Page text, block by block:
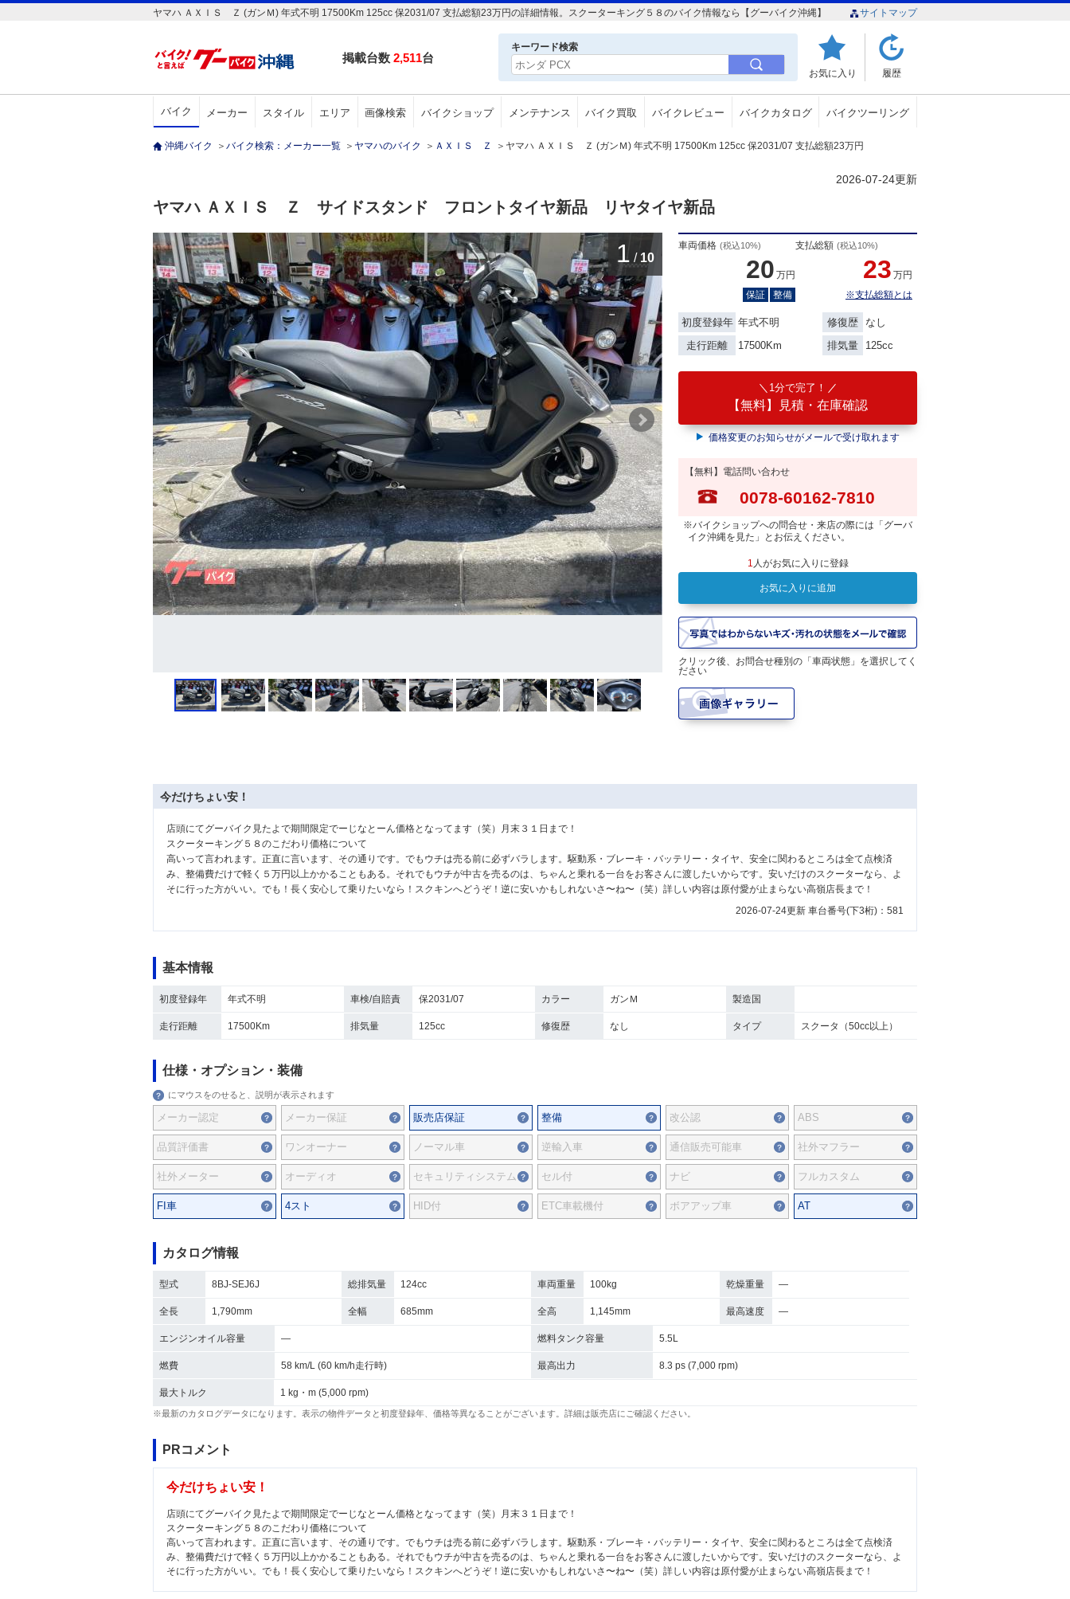
ヤマハ ＡＸＩＳ Ｚ (ガンＭ) 年式不明 17500Km 125cc 保2031/07 支払総額23万円の詳細情報。スクーターキング５８のバイク情報なら【グーバイク沖縄】 サイトマップ
掲載台数 2,511台
キーワード検索
お気に入り 履歴
バイク メーカー スタイル エリア 画像検索 バイクショップ メンテナンス バイク買取 バイクレビュー バイクカタログ バイクツーリング
沖縄バイク ＞ バイク検索：メーカー一覧 ＞ ヤマハのバイク ＞ ＡＸＩＳ Ｚ ＞ ヤマハ ＡＸＩＳ Ｚ (ガンＭ) 年式不明 17500Km 125cc 保2031/07 支払総額23万円
2026-07-24更新
ヤマハ ＡＸＩＳ Ｚ サイドスタンド フロントタイヤ新品 リヤタイヤ新品
1 / 10
車両価格 (税込10%)
20 万円
保証
整備
支払総額 (税込10%)
23 万円
※支払総額とは
初度登録年 年式不明 修復歴
なし
走行距離
17500Km 排気量 125cc
1分で完了！
【無料】見積・在庫確認
価格変更のお知らせがメールで受け取れます
【無料】電話問い合わせ
0078-60162-7810
※バイクショップへの問合せ・来店の際には「グーバ
イク沖縄を見た」とお伝えください。
1 人がお気に入りに登録
お気に入りに追加
クリック後、お問合せ種別の「車両状態」を選択してく
ださい
今だけちょい安！
店頭にてグーバイク見たよで期間限定でーじなとーん価格となってます（笑）月末３１日まで！
スクーターキング５８のこだわり価格について
高いって言われます。正直に言います、その通りです。でもウチは売る前に必ずバラします。駆動系・ブレーキ・バッテリー・タイヤ、安全に関わるところは全て点検済
み、整備費だけで軽く５万円以上かかることもある。それでもウチが中古を売るのは、ちゃんと乗れる一台をお客さんに渡したいからです。安いだけのスクーターなら、よ
そに行った方がいい。でも！長く安心して乗りたいなら！スクキンへどうぞ！逆に安いかもしれないさ〜ね〜（笑）詳しい内容は原付愛が止まらない高嶺店長まで！
2026-07-24更新 車台番号(下3桁)：581
基本情報
初度登録年 年式不明 車検/自賠責 保2031/07 カラー ガンＭ 製造国
走行距離 17500Km 排気量 125cc 修復歴 なし タイプ スクータ（50cc以上）
仕様・オプション・装備
にマウスをのせると、説明が表示されます
メーカー認定 メーカー保証 販売店保証 整備 改公認 ABS
品質評価書 ワンオーナー ノーマル車 逆輸入車 通信販売可能車 社外マフラー
社外メーター オーディオ セキュリティシステム セル付 ナビ フルカスタム
FI車 4スト HID付 ETC車載機付 ボアアップ車 AT
カタログ情報
型式 8BJ-SEJ6J 総排気量 124cc 車両重量 100kg 乾燥重量 ―
全長 1,790mm 全幅 685mm 全高 1,145mm 最高速度 ―
エンジンオイル容量 ― 燃料タンク容量 5.5L
燃費 58 km/L (60 km/h走行時) 最高出力 8.3 ps (7,000 rpm)
最大トルク 1 kg・m (5,000 rpm)
※最新のカタログデータになります。表示の物件データと初度登録年、価格等異なることがございます。詳細は販売店にご確認ください。
PRコメント
今だけちょい安！
店頭にてグーバイク見たよで期間限定でーじなとーん価格となってます（笑）月末３１日まで！
スクーターキング５８のこだわり価格について
高いって言われます。正直に言います、その通りです。でもウチは売る前に必ずバラします。駆動系・ブレーキ・バッテリー・タイヤ、安全に関わるところは全て点検済
み、整備費だけで軽く５万円以上かかることもある。それでもウチが中古を売るのは、ちゃんと乗れる一台をお客さんに渡したいからです。安いだけのスクーターなら、よ
そに行った方がいい。でも！長く安心して乗りたいなら！スクキンへどうぞ！逆に安いかもしれないさ〜ね〜（笑）詳しい内容は原付愛が止まらない高嶺店長まで！